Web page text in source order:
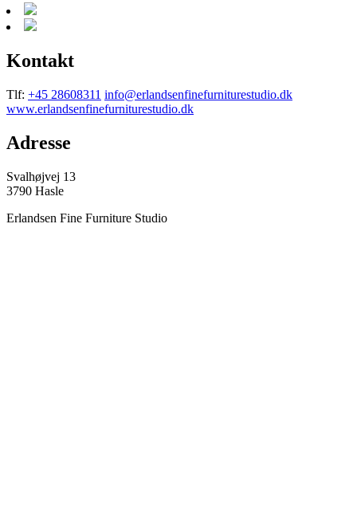
Kontakt
Tlf: +45 28608311 info@erlandsenfinefurniturestudio.dk
www.erlandsenfinefurniturestudio.dk
Adresse
Svalhøjvej 13
3790 Hasle
Erlandsen Fine Furniture Studio